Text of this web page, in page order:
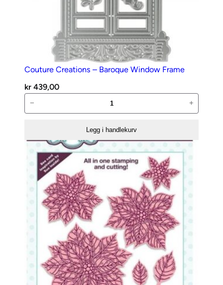
Couture Creations – Baroque Window Frame
kr 439,00
Creations
Window
Frame
antall
− +
Legg i handlekurv